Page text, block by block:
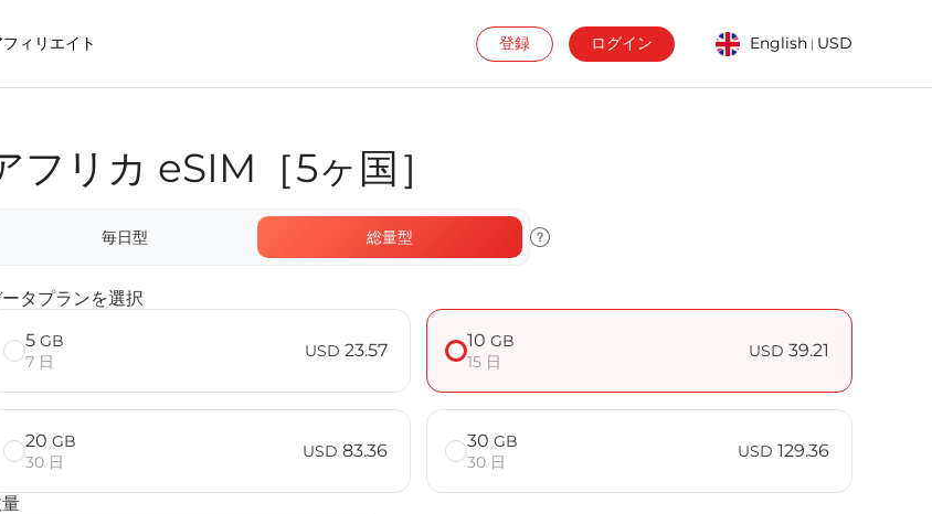
フィリエイト 登録 ログイン English | USD
フリカ eSIM［5ヶ国］
毎日型 総量型
タプランを選択
5 GB
7 日
USD 23.57 10 GB
15 日
USD 39.21
20 GB
30 日
USD 83.36 30 GB
30 日
USD 129.36